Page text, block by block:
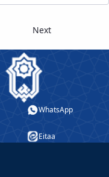
Next
WhatsApp
Eitaa